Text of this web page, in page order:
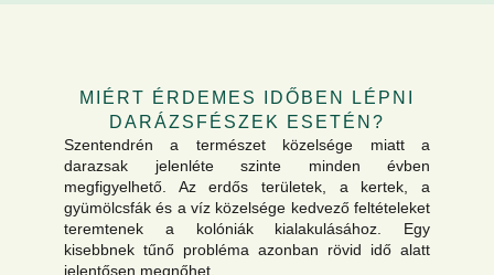
MIÉRT ÉRDEMES IDŐBEN LÉPNI
DARÁZSFÉSZEK ESETÉN?
Szentendrén a természet közelsége miatt a
darazsak jelenléte szinte minden évben
megfigyelhető. Az erdős területek, a kertek, a
gyümölcsfák és a víz közelsége kedvező feltételeket
teremtenek a kolóniák kialakulásához. Egy
kisebbnek tűnő probléma azonban rövid idő alatt
jelentősen megnőhet.